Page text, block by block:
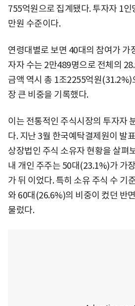
755억원으로 집계됐다. 투자자 1
만원 수준이다.
연령대별로 보면 40대의 참여가 가
자자 수는 2만489명으로 전체의
금액 역시 총 1조2255억원(31.2%)
장 큰 비중을 기록했다.
이는 전통적인 주식시장의 투자자
다. 지난 3월 한국예탁결제원이 발
상장법인 주식 소유자 현황을 살펴
내 개인 주주는 50대(23.1%)가 가
가 뒤 이었다. 특히 소유 주식 수 기
와 60대(26.6%)의 비중이 컸던 반
물렀다.